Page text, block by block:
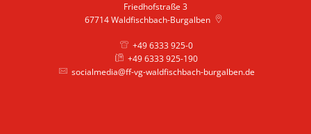
Friedhofstraße 3
67714 Waldfischbach-Burgalben
+49 6333 925-0
+49 6333 925-190
socialmedia@ff-vg-waldfischbach-burgalben.de